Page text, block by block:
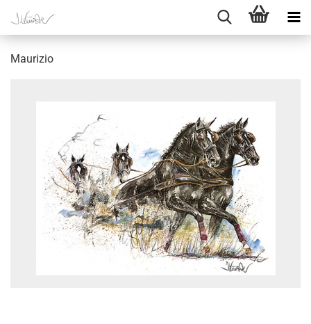
Maurizio